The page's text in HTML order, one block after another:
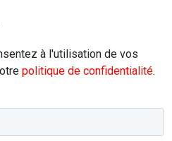
à l'utilisation de vos
politique de confidentialité.